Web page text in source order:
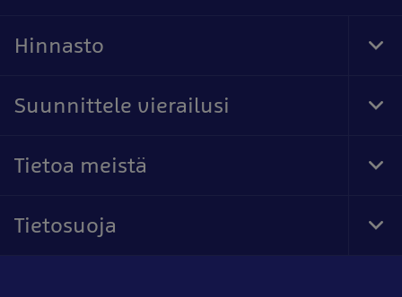
Hinnasto
Suunnittele vierailusi
Tietoa meistä
Tietosuoja